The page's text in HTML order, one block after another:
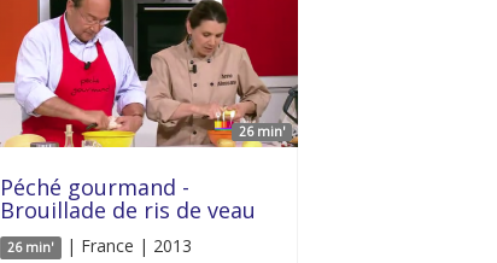
26 min'
Péché gourmand -
Brouillade de ris de veau
26 min' | France | 2013